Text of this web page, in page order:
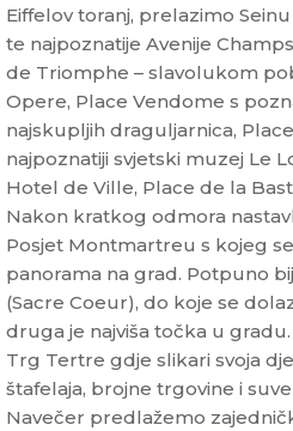
Eiffelov toranj, prelazimo
te najpoznatije Avenije
de Triomphe – slavolukom
Opere, Place Vendome s
najskupljih draguljarnica,
najpoznatiji svjetski muzej Le
Hotel de Ville, Place de la
Nakon kratkog odmora
Posjet Montmartreu s kojeg
panorama na grad. Potpuno
(Sacre Coeur), do koje se
druga je najviša točka u
Trg Tertre gdje slikari svoja
štafelaja, brojne trgovine i
Navečer predlažemo